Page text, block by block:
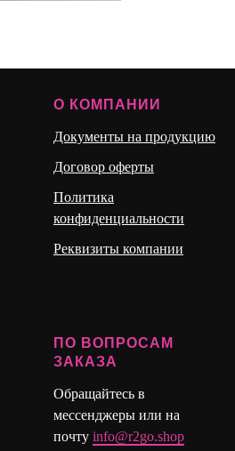
О КОМПАНИИ
Документы на продукцию
Договор оферты
Политика
конфиденциальности
Реквизиты компании
ПО ВОПРОСАМ
ЗАКАЗА
Обращайтесь в
мессенджеры или на
почту info@r2go.shop